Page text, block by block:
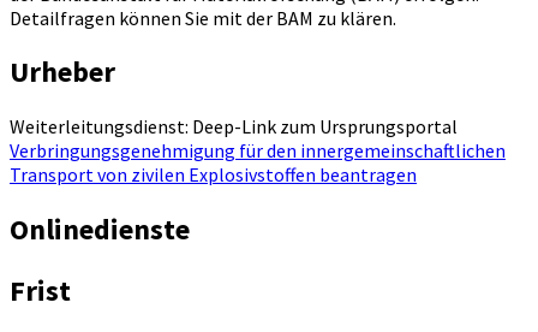
Detailfragen können Sie mit der BAM zu klären.
Urheber
Weiterleitungsdienst: Deep-Link zum Ursprungsportal
Verbringungsgenehmigung für den innergemeinschaftlichen
Transport von zivilen Explosivstoffen beantragen
Onlinedienste
Frist